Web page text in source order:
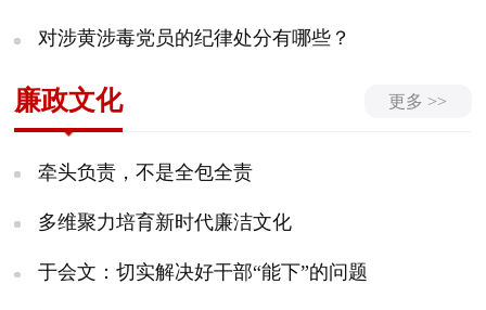
对涉黄涉毒党员的纪律处分有哪些？
廉政文化 更多 >>
牵头负责，不是全包全责
多维聚力培育新时代廉洁文化
于会文：切实解决好干部“能下”的问题